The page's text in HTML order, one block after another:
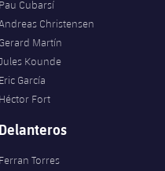
Pau Cubarsí
Christensen
Gerard Martín
Jules Kounde
Eric García
Héctor Fort
Delanteros
Ferran Torres